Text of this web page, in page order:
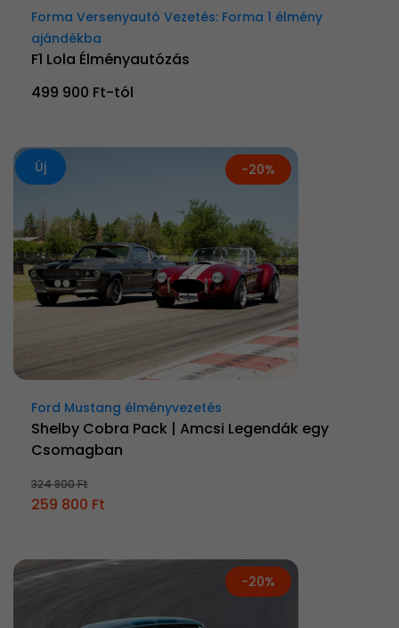
Forma Versenyautó Vezetés: Forma 1 élmény
ajándékba
F1 Lola Élményautózás
499 900 Ft-tól
Új -20%
Ford Mustang élményvezetés
Shelby Cobra Pack | Amcsi Legendák egy
Csomagban
324 800 Ft
259 800 Ft
-20%